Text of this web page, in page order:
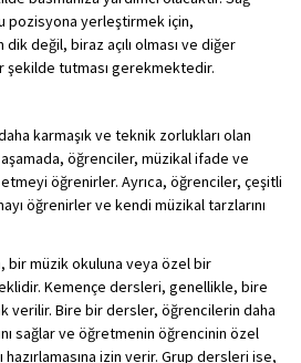
pozisyona yerleştirmek için,
dik değil, biraz açılı olması ve diğer
şekilde tutması gerekmektedir.
karmaşık ve teknik zorlukları olan
öğrenciler, müzikal ifade ve
öğrenirler. Ayrıca, öğrenciler, çeşitli
öğrenirler ve kendi müzikal tarzlarını
bir müzik okuluna veya özel bir
Kemençe dersleri, genellikle, bire
verilir. Bire bir dersler, öğrencilerin daha
sağlar ve öğretmenin öğrencinin özel
izin verir. Grup dersleri ise,